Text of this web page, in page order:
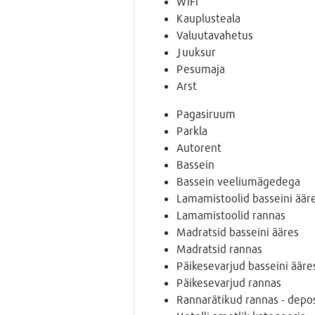
Kauplusteala
Valuutavahetus
Juuksur
Pesumaja
Arst
Pagasiruum
Parkla
Autorent
Bassein
Bassein veeliumägedega
Lamamistoolid basseini
Lamamistoolid rannas
Madratsid basseini ääres
Madratsid rannas
Päikesevarjud basseini
Päikesevarjud rannas
Rannarätikud rannas -